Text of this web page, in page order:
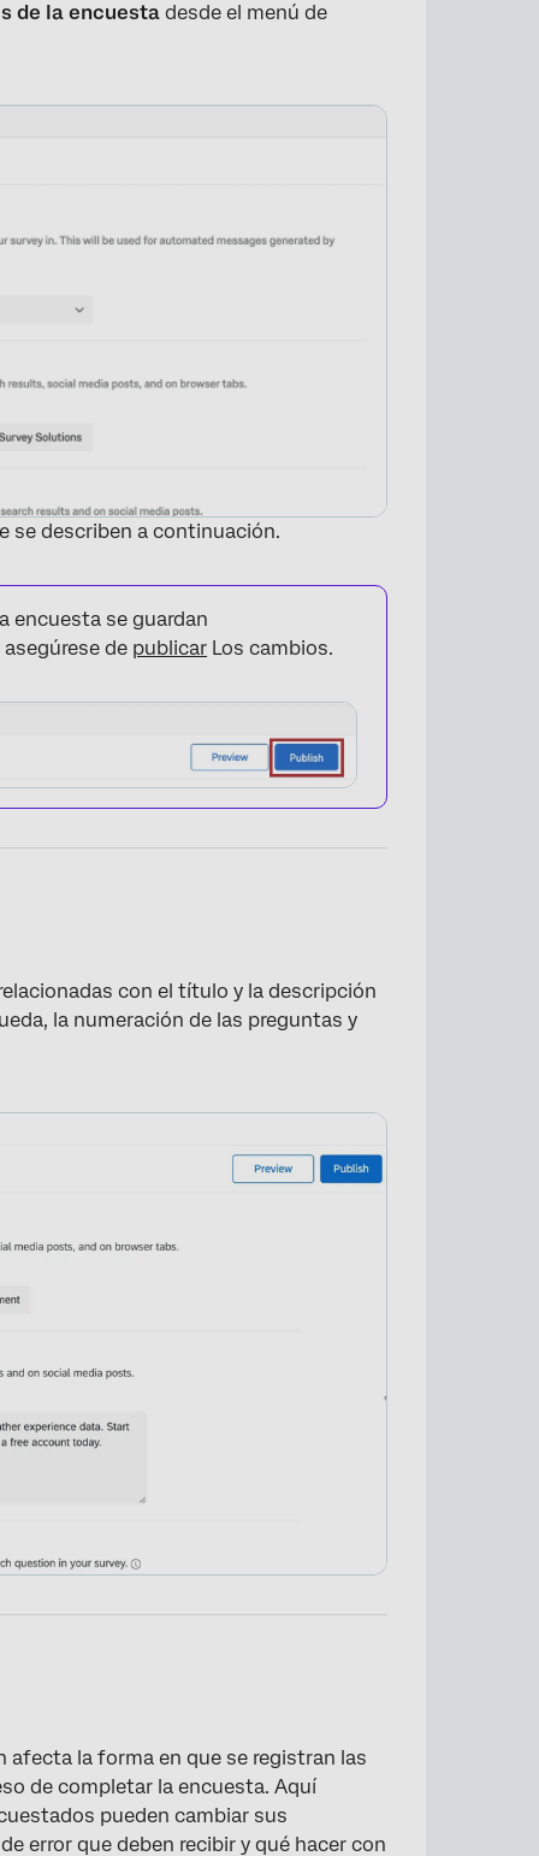
de la encuesta desde el menú de
×
se describen a continuación.
encuesta se guardan
de publicar Los cambios.
con el título y la descripción
la numeración de las preguntas y
afecta la forma en que se registran las
de completar la encuesta. Aquí
pueden cambiar sus
error que deben recibir y qué hacer con